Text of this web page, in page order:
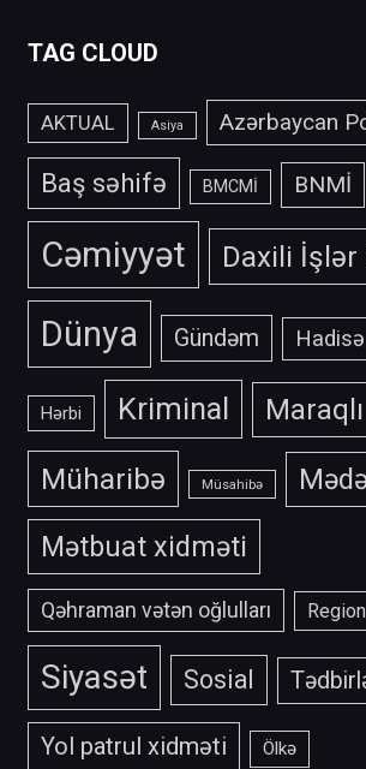
TAG CLOUD
AKTUAL Asiya Azərbaycan
Baş səhifə BMCMİ BNMİ
Cəmiyyət Daxili
Dünya Gündəm Hadisə
Hərbi Kriminal Maraqlı
Müharibə Müsahibə
Mətbuat xidməti
Qəhraman vətən oğlulları Region
Siyasət Sosial
Yol patrul xidməti Ölkə